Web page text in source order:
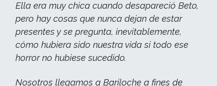
Ella era muy chica cuando desapareció Beto,
pero hay cosas que nunca dejan de estar
presentes y se pregunta, inevitablemente,
cómo hubiera sido nuestra vida si todo ese
horror no hubiese sucedido.
Nosotros llegamos a Bariloche a fines de